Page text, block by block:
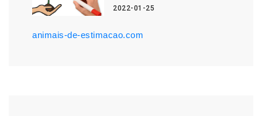
2022-01-25
animais-de-estimacao.com